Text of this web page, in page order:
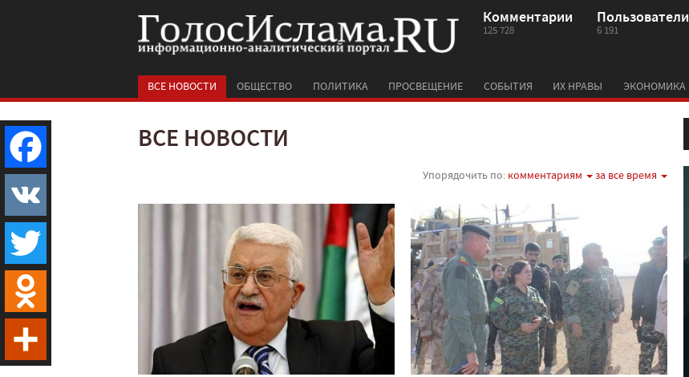
Комментарии
125 728
Пользователи
6 191
ВСЕ НОВОСТИ ОБЩЕСТВО ПОЛИТИКА ПРОСВЕЩЕНИЕ СОБЫТИЯ ИХ НРАВЫ ЭКОНОМИКА
ВСЕ НОВОСТИ
Упорядочить по: комментариям за все время
Facebook
VK
Twitter
Odnoklassniki